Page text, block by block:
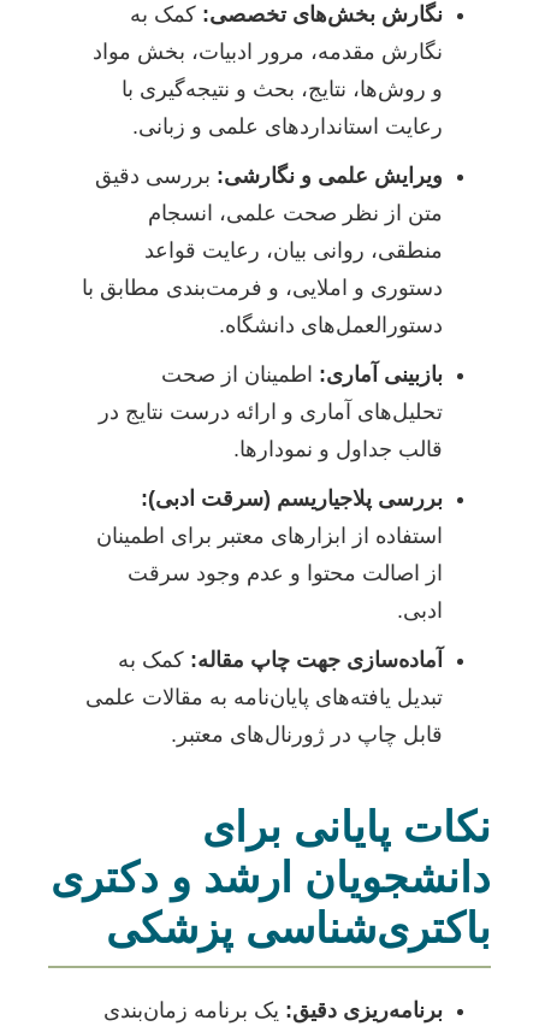
نگارش بخش‌های تخصصی: کمک به
نگارش مقدمه، مرور ادبیات، بخش مواد
و روش‌ها، نتایج، بحث و نتیجه‌گیری با
رعایت استانداردهای علمی و زبانی.
ویرایش علمی و نگارشی: بررسی دقیق
متن از نظر صحت علمی، انسجام
منطقی، روانی بیان، رعایت قواعد
دستوری و املایی، و فرمت‌بندی مطابق با
دستورالعمل‌های دانشگاه.
بازبینی آماری: اطمینان از صحت
تحلیل‌های آماری و ارائه درست نتایج در
قالب جداول و نمودارها.
بررسی پلاجیاریسم (سرقت ادبی):
استفاده از ابزارهای معتبر برای اطمینان
از اصالت محتوا و عدم وجود سرقت
ادبی.
آماده‌سازی جهت چاپ مقاله: کمک به
تبدیل یافته‌های پایان‌نامه به مقالات علمی
قابل چاپ در ژورنال‌های معتبر.
نکات پایانی برای
دانشجویان ارشد و دکتری
باکتری‌شناسی پزشکی
برنامه‌ریزی دقیق: یک برنامه زمان‌بندی